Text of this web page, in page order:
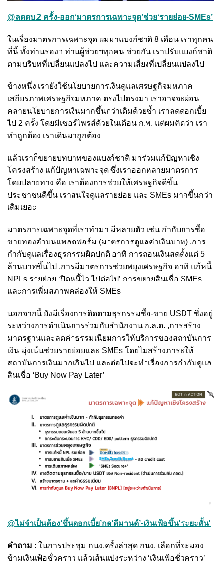
@ลดดบ.2 ครั้ง-ออก‘มาตรการเฉพาะจุด’ช่วย‘รายย่อย-SMEs’
ในเรื่องมาตรการเฉพาะจุด ผมมาแบงก์ชาติ 8 เดือน เราทุกคน
ที่นี้ ทั้งท่านรองฯ ท่านผู้ช่วยฯทุกคน ช่วยกัน เราปรับแบงก์ชาติ
ตามบริบทที่เปลี่ยนแปลงไป และความเสี่ยงที่เปลี่ยนแปลงไป
ข้างหนึ่ง เรายังใช้นโยบายการเงินดูแลเศรษฐกิจมหภาค
เสถียรภาพเศรษฐกิจมหภาค ตรงไปตรงมา เราอาจจะผ่อน
คลายนโยบายการเงินมากขึ้นกว่าเดิมด้วยซ้ำ เราลดดอกเบี้ย
ไป 2 ครั้ง โดยมีเซอร์ไพรส์ด้วยในเดือน ก.พ. แต่ผมคิดว่า เรา
ทำถูกต้อง เราเดินมาถูกต้อง
แล้วเราก็ขยายบทบาทของแบงก์ชาติ มาร่วมแก้ปัญหาเชิง
โครงสร้าง แก้ปัญหาเฉพาะจุด ซึ่งเราออกหลายมาตรการ
โดยปลายทาง คือ เราต้องการช่วยให้เศรษฐกิจดีขึ้น
ประชาชนดีขึ้น เราสนใจดูแลรายย่อย และ SMEs มากขึ้นกว่า
เดิมเยอะ
มาตรการเฉพาะจุดที่เราทำมา มีหลายตัว เช่น กำกับการซื้อ
ขายทองคำบนแพลตฟอร์ม (มาตรการดูแลค่าเงินบาท) ,การ
กำกับดูแลเรื่องธุรกรรมผิดปกติ อาทิ การถอนเงินสดตั้งแต่ 5
ล้านบาทขึ้นไป ,การมีมาตรการช่วยพยุงเศรษฐกิจ อาทิ แก้หนี้
NPLs รายย่อย ‘ปิดหนี้ไว ไปต่อไป’ การขยายสินเชื่อ SMEs
และการเพิ่มสภาพคล่องให้ SMEs
นอกจากนี้ ยังมีเรื่องการติดตามธุรกรรมซื้อ-ขาย USDT ซึ่งอยู่
ระหว่างการดำเนินการร่วมกับสำนักงาน ก.ล.ต. ,การสร้าง
มาตรฐานและลดค่าธรรมเนียมการให้บริการของสถาบันการ
เงิน มุ่งเน้นช่วยรายย่อยและ SMEs โดยไม่สร้างภาระให้
สถาบันการเงินมากเกินไป และต่อไปจะทำเรื่องการกำกับดูแล
สินเชื่อ ‘Buy Now Pay Later’
@ไม่จำเป็นต้อง‘ขึ้นดอกเบี้ย’กด‘ดีมานด์’-เงินเฟ้อขึ้น'ระยะสั้น'
คำถาม : ในการประชุม กนง.ครั้งล่าสุด กนง. เลือกที่จะมอง
ข้ามเงินเฟ้อชั่วคราว แล้วเส้นแบ่งระหว่าง ‘เงินเฟ้อชั่วคราว’